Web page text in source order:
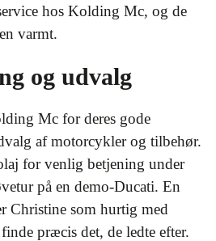
hos Kolding Mc, og de
varmt.
og udvalg
Mc for deres gode
af motorcykler og tilbehør.
for venlig betjening under
på en demo-Ducati. En
Christine som hurtig med
præcis det, de ledte efter.